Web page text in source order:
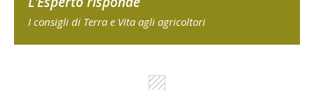
I consigli di Terra e Vita agli agricoltori